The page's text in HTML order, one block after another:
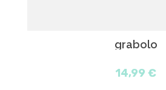
grabolo
14,99 €